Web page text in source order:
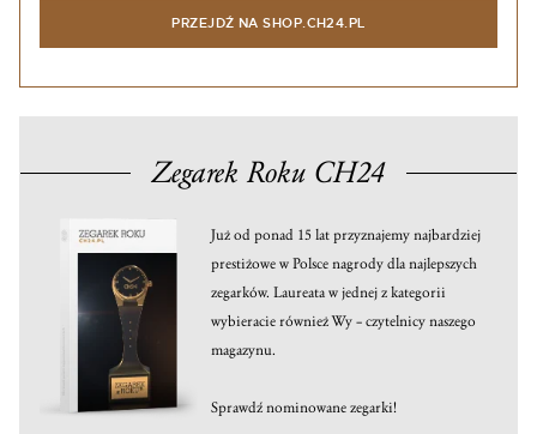
PRZEJDŹ NA SHOP.CH24.PL
Zegarek Roku CH24
Już od ponad 15 lat przyznajemy najbardziej
prestiżowe w Polsce nagrody dla najlepszych
zegarków. Laureata w jednej z kategorii
wybieracie również Wy – czytelnicy naszego
magazynu.
Sprawdź nominowane zegarki!